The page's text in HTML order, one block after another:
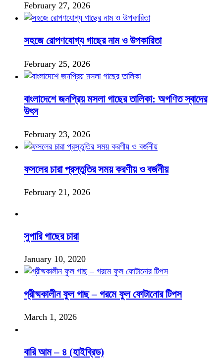
February 27, 2026
সহজে রোপণযোগ্য গাছের নাম ও উপকারিতা
February 25, 2026
বাংলাদেশে জনপ্রিয় মসলা গাছের তালিকা: অগণিত স্বাদের
উৎস
February 23, 2026
ফসলের চারা প্রস্তুতির সময় করণীয় ও বর্জনীয়
February 21, 2026
সুপারি গাছের চারা
January 10, 2020
গ্রীষ্মকালীন ফুল গাছ – গরমে ফুল ফোটানোর টিপস
March 1, 2026
বারি আম – ৪ (হাইব্রিড)